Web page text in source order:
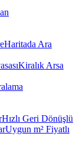
Haritada Ara
Kiralık Arsa
Hızlı Geri Dönüşlü
Uygun m² Fiyatlı